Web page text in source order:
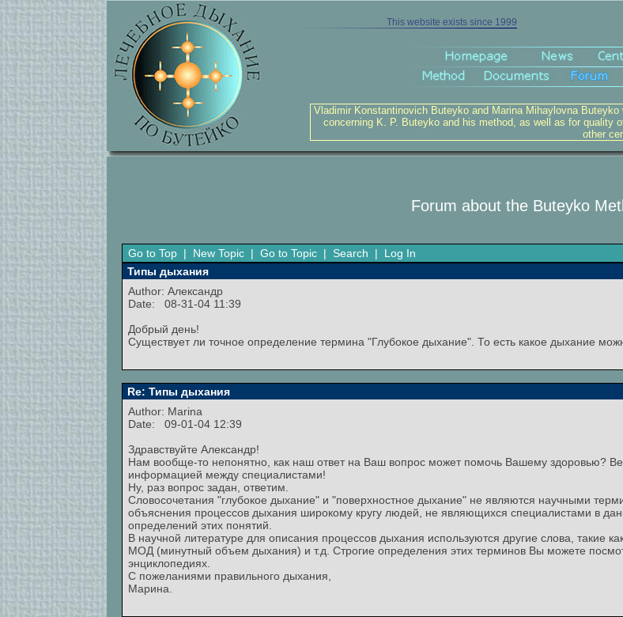
This website exists since 1999
Vladimir Konstantinovich Buteyko and Marina Mihaylovna
concerning K. P. Buteyko and his method, as well as for quality
other
Forum about the Buteyko
Go to Top | New Topic | Go to Topic | Search | Log In
Типы дыхания
Author: Александр
Date: 08-31-04 11:39
Добрый день!
Существует ли точное определение термина "Глубокое дыхание". То есть какое дыхание
Re: Типы дыхания
Author: Marina
Date: 09-01-04 12:39
Здравствуйте Александр!
Нам вообще-то непонятно, как наш ответ на Ваш вопрос может помочь Вашему здоровью?
информацией между специалистами!
Ну, раз вопрос задан, ответим.
Словосочетания "глубокое дыхание" и "поверхностное дыхание" не являются научными
объяснения процессов дыхания широкому кругу людей, не являющихся специалистами в
определений этих понятий.
В научной литературе для описания процессов дыхания используются другие слова, такие
МОД (минутный объем дыхания) и т.д. Строгие определения этих терминов Вы можете
энциклопедиях.
С пожеланиями правильного дыхания,
Марина.